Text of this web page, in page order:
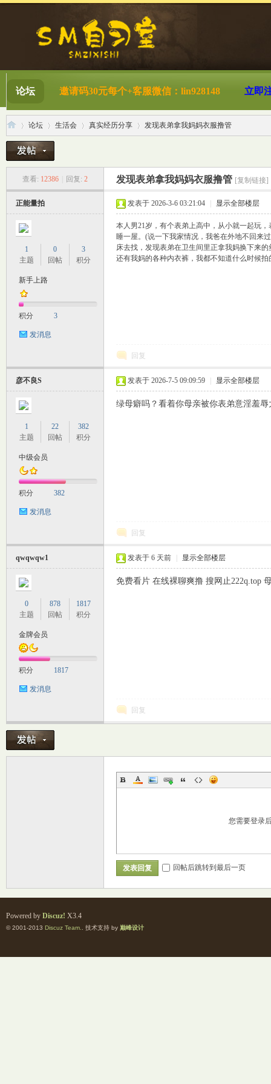
论坛 邀请码30元每个+客服微信：lin928148 立即
论坛
›
生活会
›
真实经历分享
›
发现表弟拿我妈妈衣服撸管
查看: 12386 回复: 2 发现表弟拿我妈妈衣服撸管 [复制链接]
正能量拍
1
主题
0
回帖
3
积分
新手上路
积分 3
发消息
发表于 2026-3-6 03:21:04 显示全部楼层
本人男21岁，有个表弟上高中，从小就一起玩
睡一屋。(说一下我家情况，我爸在外地不回来
床去找，发现表弟在卫生间里正拿我妈换下来
还有我妈的各种内衣裤，我都不知道什么时候
回复
彦不良S
1
主题
22
回帖
382
积分
中级会员
积分 382
发消息
发表于 2026-7-5 09:09:59 显示全部楼层
绿母癖吗？看着你母亲被你表弟意淫羞
回复
qwqwqw1
0
主题
878
回帖
1817
积分
金牌会员
积分 1817
发消息
发表于 6 天前 显示全部楼层
免费看片 在线裸聊爽撸 搜网止222q.top
回复
您需要登录
发表回复 回帖后跳转到最后一页
Powered by Discuz! X3.4
© 2001-2013 Discuz Team. . 技术支持 by 巅峰设计